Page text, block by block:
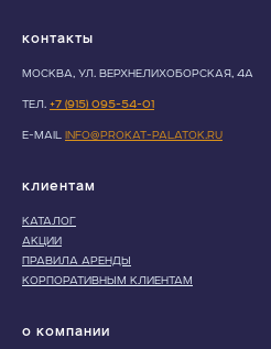
Контакты
МОСКВА, УЛ. ВЕРХНЕЛИХОБОРСКАЯ, 4А
ТЕЛ. +7 (915) 095-54-01
E-MAIL INFO@PROKAT-PALATOK.RU
Клиентам
КАТАЛОГ
АКЦИИ
ПРАВИЛА АРЕНДЫ
КОРПОРАТИВНЫМ КЛИЕНТАМ
О компании